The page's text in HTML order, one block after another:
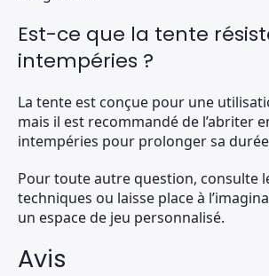
Est-ce que la tente
intempéries ?
La tente est conçue pour une
mais il est recommandé de l’abriter
intempéries pour prolonger sa
Pour toute autre question, consulte
techniques ou laisse place à
un espace de jeu personnalisé.
Avis